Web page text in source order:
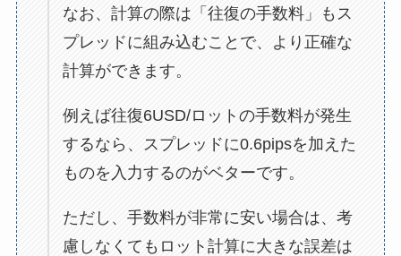
なお、計算の際は「往復の手数料」もス
プレッドに組み込むことで、より正確な
計算ができます。
例えば往復6USD/ロットの手数料が発生
するなら、スプレッドに0.6pipsを加えた
ものを入力するのがベターです。
ただし、手数料が非常に安い場合は、考
慮しなくてもロット計算に大きな誤差は